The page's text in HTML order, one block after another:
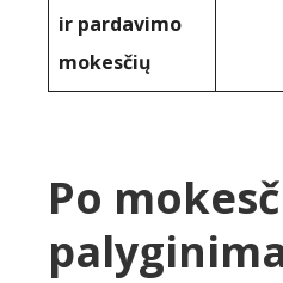
ir pardavimo
mokesčių
Po